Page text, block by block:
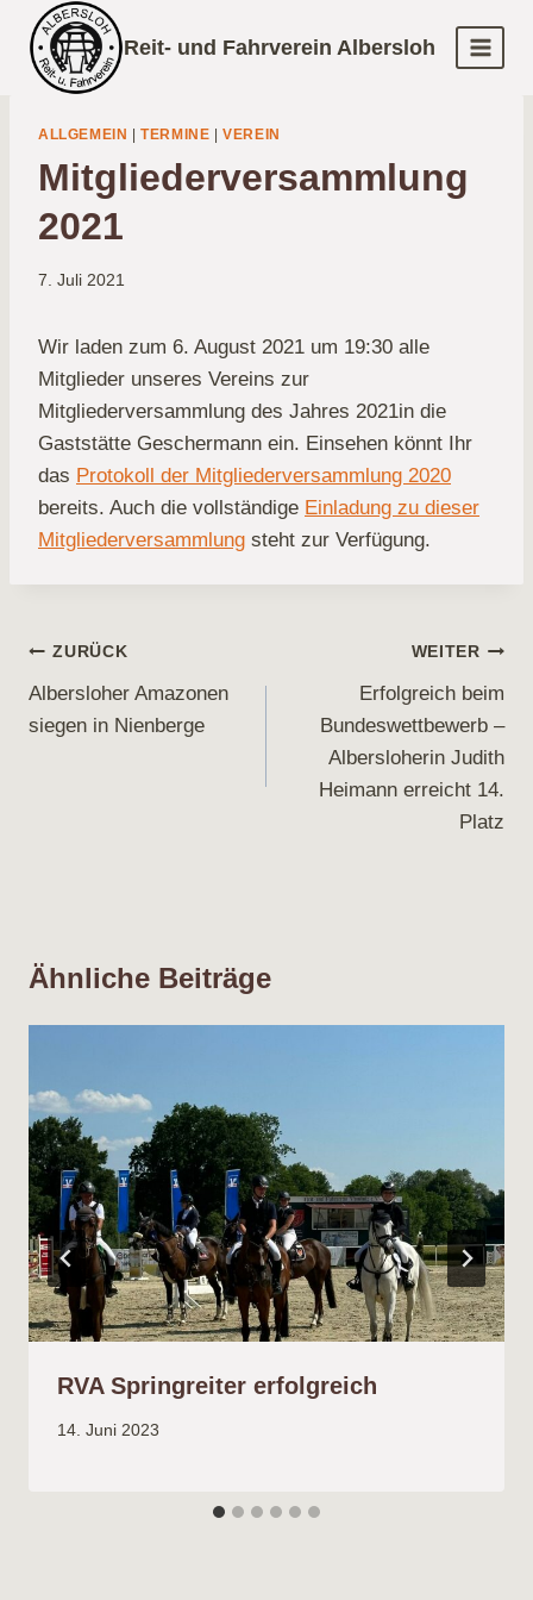
Inhalt
springen
Reit- und Fahrverein Albersloh
ALLGEMEIN |TERMINE |VEREIN
Mitgliederversammlung
2021
7. Juli 2021
Wir laden zum 6. August 2021 um 19:30 alle
Mitglieder unseres Vereins zur
Mitgliederversammlung des Jahres 2021in die
Gaststätte Geschermann ein. Einsehen könnt Ihr
das Protokoll der Mitgliederversammlung 2020
bereits. Auch die vollständige Einladung zu dieser
Mitgliederversammlung steht zur Verfügung.
Beitragsnavigation
ZURÜCK
Albersloher Amazonen
siegen in Nienberge
WEITER
Erfolgreich beim
Bundeswettbewerb –
Albersloherin Judith
Heimann erreicht 14.
Platz
Ähnliche Beiträge
RVA Springreiter erfolgreich
14. Juni 2023